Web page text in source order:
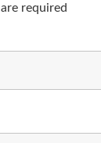
are required